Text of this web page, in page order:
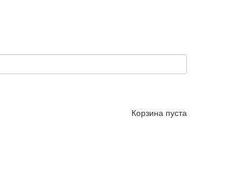
Корзина пуста